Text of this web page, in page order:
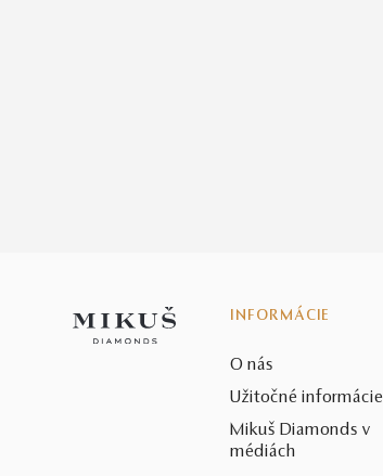
INFORMÁCIE
O nás
Užitočné informácie
Mikuš Diamonds v
médiách